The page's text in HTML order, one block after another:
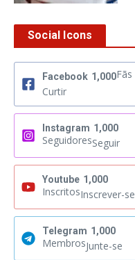
Social Icons
Facebook 1,000Fãs
Curtir
Instagram 1,000
SeguidoresSeguir
Youtube 1,000
InscritosInscrever-se
Telegram 1,000
MembrosJunte-se